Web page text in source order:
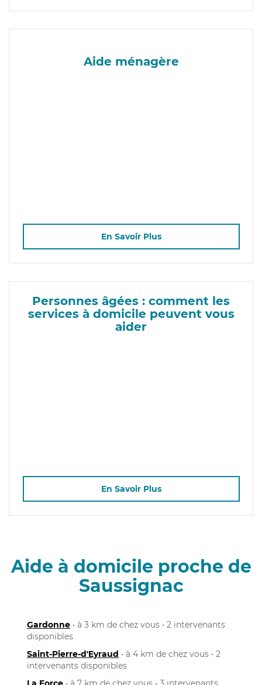
Aide ménagère
En Savoir Plus
Personnes âgées : comment les
services à domicile peuvent vous
aider
En Savoir Plus
Aide à domicile proche de
Saussignac
Gardonne • à 3 km de chez vous • 2 intervenants
disponibles
Saint-Pierre-d'Eyraud • à 4 km de chez vous • 2
intervenants disponibles